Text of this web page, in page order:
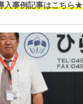
入事例記事はこちら★